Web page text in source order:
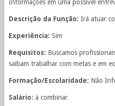
Informações em uma possível
Descrição da Função: Irá atuar
Experiência: Sim
Requisitos: Buscamos
saibam trabalhar com metas e em
Formação/Escolaridade: Não
Salário: à combinar